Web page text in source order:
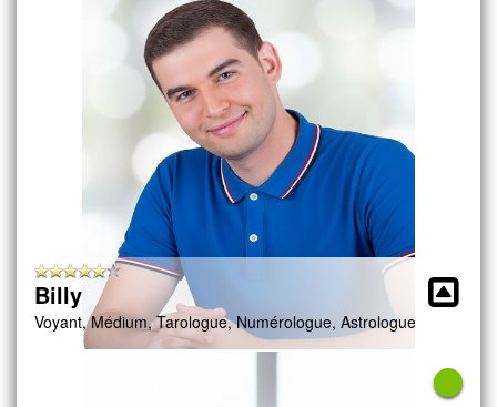
Billy
Voyant, Médium, Tarologue, Numérologue, Astrologue